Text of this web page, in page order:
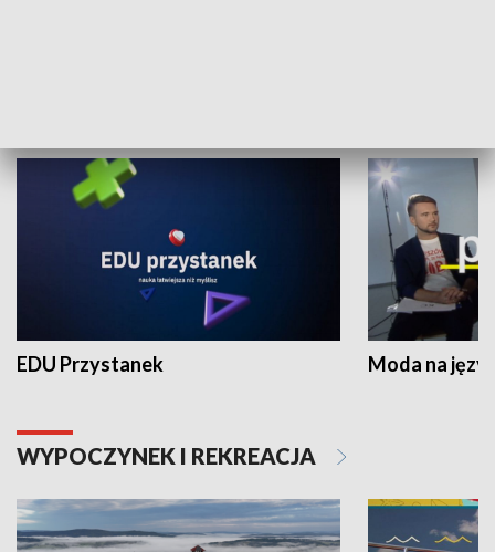
EDU Przystanek Moda na
WYPOCZYNEK I REKREACJA